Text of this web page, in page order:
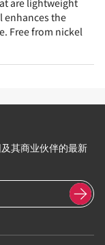
enhances the
Free from nickel
其商业伙伴的最新